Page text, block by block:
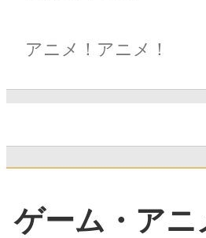
アニメ！アニメ！
ゲーム・アニ